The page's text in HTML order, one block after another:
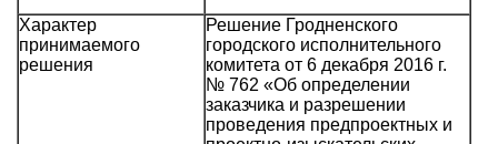
Характер
принимаемого
решения
Решение Гродненского
городского исполнительного
комитета от 6 декабря 2016 г.
№ 762 «Об определении
заказчика и разрешении
проведения предпроектных и